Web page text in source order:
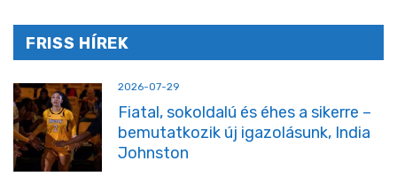
FRISS HÍREK
2026-07-29
Fiatal, sokoldalú és éhes a sikerre –
bemutatkozik új igazolásunk, India
Johnston